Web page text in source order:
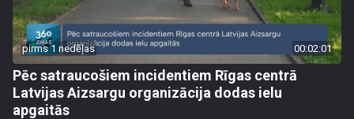
pirms 1 nedēļas 00:02:01
Pēc satraucošiem incidentiem Rīgas centrā
Latvijas Aizsargu organizācija dodas ielu
apgaitās